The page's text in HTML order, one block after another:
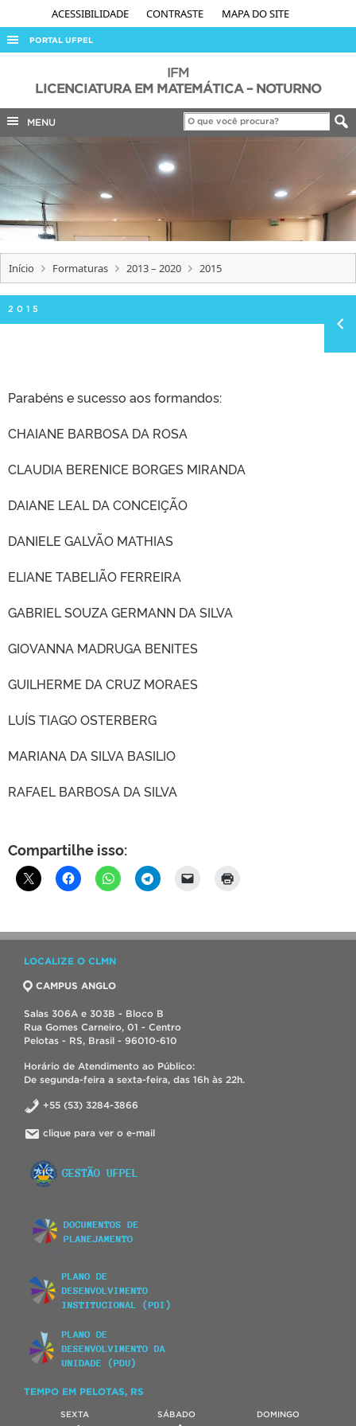
ACESSIBILIDADE CONTRASTE MAPA DO SITE
PORTAL UFPEL
AUDITORIA
COBALTO
CONCURSOS
EDITAIS
INTERNACIONAL
OUVIDORIA
PORTARIAS
TELEFONES
IFM
LICENCIATURA EM MATEMÁTICA – NOTURNO
MENU
Início Formaturas 2013 – 2020 2015
2015
Parabéns e sucesso aos formandos:
CHAIANE BARBOSA DA ROSA
CLAUDIA BERENICE BORGES MIRANDA
DAIANE LEAL DA CONCEIÇÃO
DANIELE GALVÃO MATHIAS
ELIANE TABELIÃO FERREIRA
GABRIEL SOUZA GERMANN DA SILVA
GIOVANNA MADRUGA BENITES
GUILHERME DA CRUZ MORAES
LUÍS TIAGO OSTERBERG
MARIANA DA SILVA BASILIO
RAFAEL BARBOSA DA SILVA
Compartilhe isso:
LOCALIZE O CLMN
CAMPUS ANGLO
Salas 306A e 303B - Bloco B
Rua Gomes Carneiro, 01 - Centro
Pelotas - RS, Brasil - 96010-610
Horário de Atendimento ao Público:
De segunda-feira a sexta-feira, das 16h às 22h.
+55 (53) 3284-3866
clique para ver o e-mail
TEMPO EM PELOTAS, RS
SEXTA SÁBADO DOMINGO